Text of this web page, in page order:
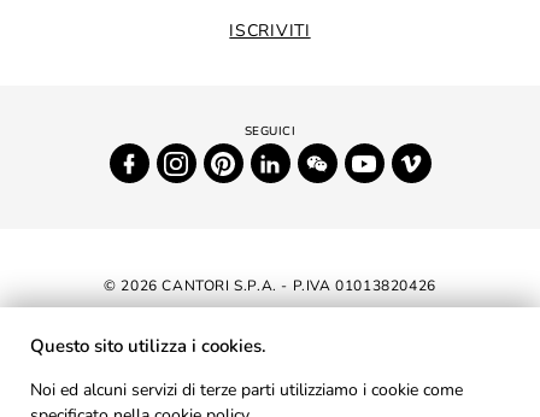
ISCRIVITI
© 2026 CANTORI S.P.A. - P.IVA 01013820426
DICHIARAZIONE DI ACCESSIBILITÀ
Questo sito utilizza i cookies.
Noi ed alcuni servizi di terze parti utilizziamo i cookie come